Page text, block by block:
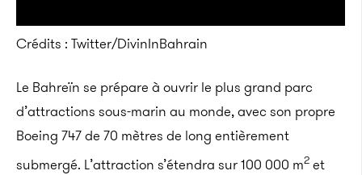
Crédits : Twitter/DivinInBahrain
Le Bahreïn se prépare à ouvrir le plus grand parc
d’attractions sous-marin au monde, avec son propre
Boeing 747 de 70 mètres de long entièrement
submergé. L’attraction s’étendra sur 100 000 m2 et